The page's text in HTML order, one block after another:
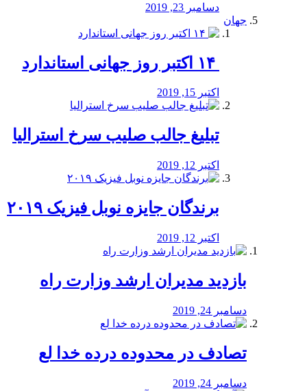
دسامبر 23, 2019
جهان
اکتبر 15, 2019
تبلیغ جالب صلیب سرخ استرالیا
اکتبر 12, 2019
برندگان جایزه نوبل فیزیک ۲۰۱۹
اکتبر 12, 2019
بازدید مدیران ارشد وزارت راه
دسامبر 24, 2019
تصادف در محدوده درده خدا لع
دسامبر 24, 2019